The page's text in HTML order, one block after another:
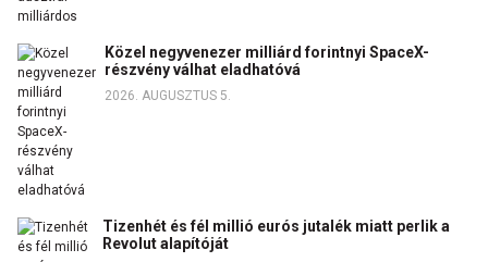
Közel negyvenezer milliárd forintnyi SpaceX-
részvény válhat eladhatóvá
2026. AUGUSZTUS 5.
Tizenhét és fél millió eurós jutalék miatt perlik a
Revolut alapítóját